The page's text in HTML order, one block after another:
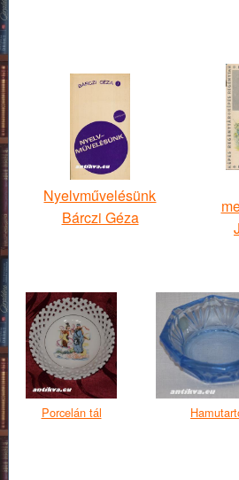
Nyelvművelésünk
Bárczi Géza
Porcelán tál